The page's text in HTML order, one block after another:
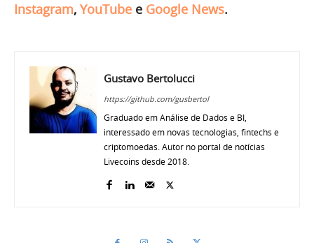
Instagram, YouTube e Google News.
Gustavo Bertolucci
https://github.com/gusbertol
Graduado em Análise de Dados e BI,
interessado em novas tecnologias, fintechs e
criptomoedas. Autor no portal de notícias
Livecoins desde 2018.